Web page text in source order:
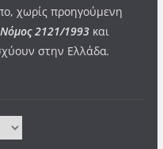
χωρίς προηγούμενη
Νόμος 2121/1993και
στην Ελλάδα.